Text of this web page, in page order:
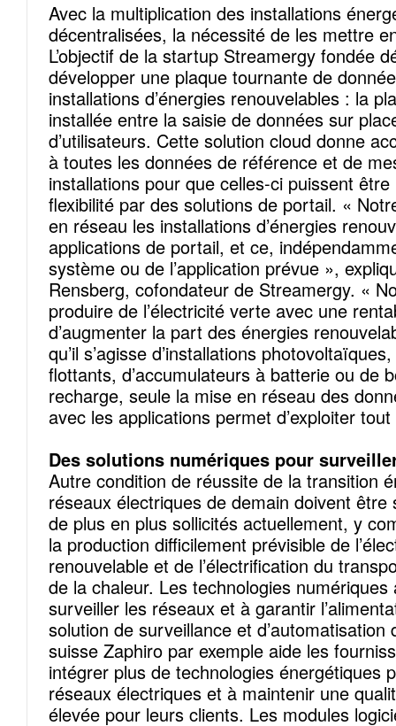
Avec la multiplication des installations
décentralisées, la nécessité de les mettre
L’objectif de la startup Streamergy fondée
développer une plaque tournante de
installations d’énergies renouvelables : la
installée entre la saisie de données sur
d’utilisateurs. Cette solution cloud donne
à toutes les données de référence et de
installations pour que celles-ci puissent
flexibilité par des solutions de portail. «
en réseau les installations d’énergies
applications de portail, et ce,
système ou de l’application prévue »,
Rensberg, cofondateur de Streamergy. «
produire de l’électricité verte avec une
d’augmenter la part des énergies
qu’il s’agisse d’installations
flottants, d’accumulateurs à batterie ou de
recharge, seule la mise en réseau des
avec les applications permet d’exploiter
Des solutions numériques pour
Autre condition de réussite de la transition
réseaux électriques de demain doivent être
de plus en plus sollicités actuellement, y
la production difficilement prévisible de
renouvelable et de l’électrification du
de la chaleur. Les technologies numériques
surveiller les réseaux et à garantir
solution de surveillance et d’automatisation
suisse Zaphiro par exemple aide les
intégrer plus de technologies énergétiques
réseaux électriques et à maintenir une
élevée pour leurs clients. Les modules